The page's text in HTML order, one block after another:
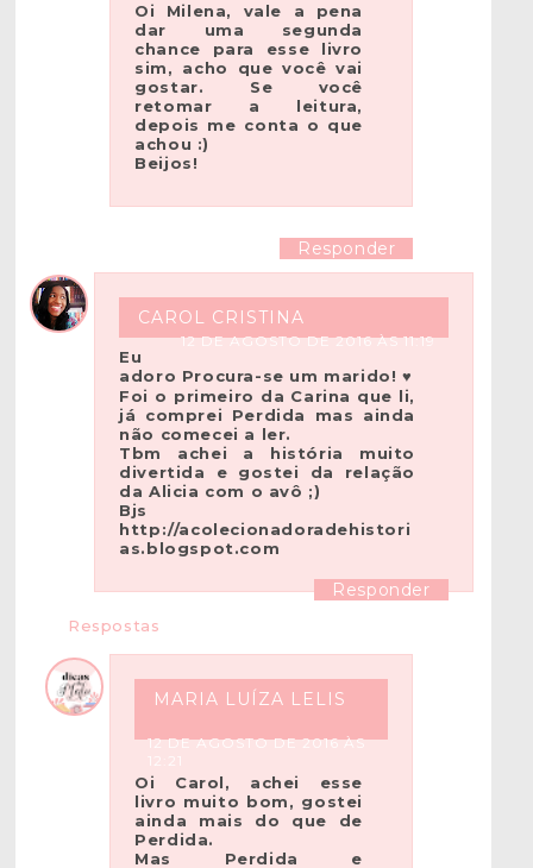
Oi Milena, vale a pena
dar uma segunda
chance para esse livro
sim, acho que você vai
gostar. Se você
retomar a leitura,
depois me conta o que
achou :)
Beijos!
Responder
CAROL CRISTINA
12 DE AGOSTO DE 2016 ÀS 11:19
Eu
adoro Procura-se um marido! ♥
Foi o primeiro da Carina que li,
já comprei Perdida mas ainda
não comecei a ler.
Tbm achei a história muito
divertida e gostei da relação
da Alicia com o avô ;)
Bjs
http://acolecionadoradehistori
as.blogspot.com
Responder
Respostas
MARIA LUÍZA LELIS
12 DE AGOSTO DE 2016 ÀS
12:21
Oi Carol, achei esse
livro muito bom, gostei
ainda mais do que de
Perdida.
Mas Perdida e